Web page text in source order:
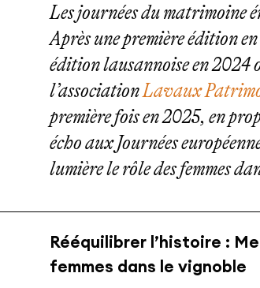
Les journées du matrimoine
Après une première édition
édition lausannoise en 2024
l’associationLavaux
première fois en 2025, en
écho aux Journées
lumière le rôle des femmes
Rééquilibrer l’histoire :
femmes dans le vignoble